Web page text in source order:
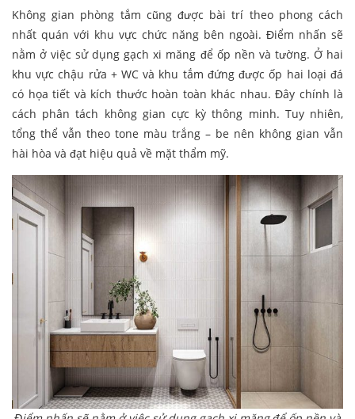
Không gian phòng tắm cũng được bài trí theo phong cách
nhất quán với khu vực chức năng bên ngoài. Điểm nhấn sẽ
nằm ở việc sử dụng gạch xi măng để ốp nền và tường. Ở hai
khu vực chậu rửa + WC và khu tắm đứng được ốp hai loại đá
có họa tiết và kích thước hoàn toàn khác nhau. Đây chính là
cách phân tách không gian cực kỳ thông minh. Tuy nhiên,
tổng thể vẫn theo tone màu trắng – be nên không gian vẫn
hài hòa và đạt hiệu quả về mặt thẩm mỹ.